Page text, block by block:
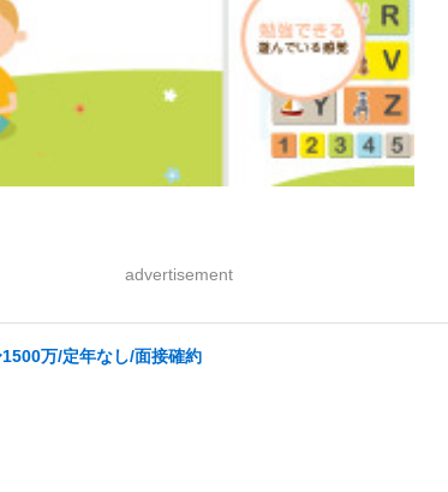
advertisement
万/定年なし/面接確約